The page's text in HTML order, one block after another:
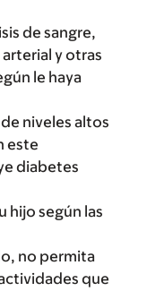
de sangre,
y otras
le haya
niveles altos
este
diabetes
hijo según las
no permita
que